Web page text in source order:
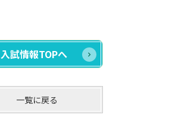
入試情報TOPへ
一覧に戻る